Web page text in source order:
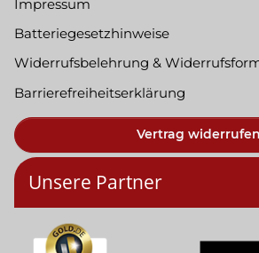
Impressum
Batteriegesetzhinweise
Widerrufsbelehrung &
Barrierefreiheitserklärung
Vertrag widerrufen
Unsere Partner